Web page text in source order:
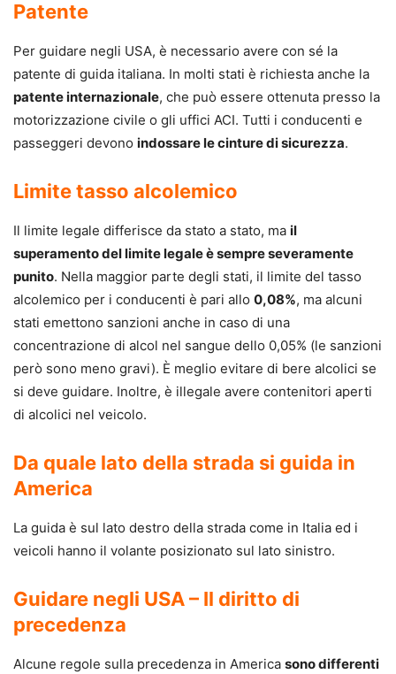
Patente
Per guidare negli USA, è necessario avere con sé la
patente di guida italiana. In molti stati è richiesta anche la
patente internazionale, che può essere ottenuta presso la
motorizzazione civile o gli uffici ACI. Tutti i conducenti e
passeggeri devono indossare le cinture di sicurezza.
Limite tasso alcolemico
Il limite legale differisce da stato a stato, ma il
superamento del limite legale è sempre severamente
punito. Nella maggior parte degli stati, il limite del tasso
alcolemico per i conducenti è pari allo 0,08%, ma alcuni
stati emettono sanzioni anche in caso di una
concentrazione di alcol nel sangue dello 0,05% (le sanzioni
però sono meno gravi). È meglio evitare di bere alcolici se
si deve guidare. Inoltre, è illegale avere contenitori aperti
di alcolici nel veicolo.
Da quale lato della strada si guida in
America
La guida è sul lato destro della strada come in Italia ed i
veicoli hanno il volante posizionato sul lato sinistro.
Guidare negli USA – Il diritto di
precedenza
Alcune regole sulla precedenza in America sono differenti